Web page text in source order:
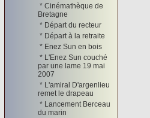
* Cinémathèque de
Bretagne
* Départ du recteur
* Départ à la retraite
* Enez Sun en bois
* L'Enez Sun couché
par une lame 19 mai
2007
* L'amiral D'argenlieu
remet le drapeau
* Lancement Berceau
du marin